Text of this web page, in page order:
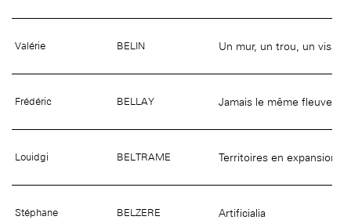
Valérie BELIN Un mur, un trou, un visage
Frédéric BELLAY Jamais le même fleuve
Louidgi BELTRAME Territoires en expansion
Stéphane BELZERE Artificialia